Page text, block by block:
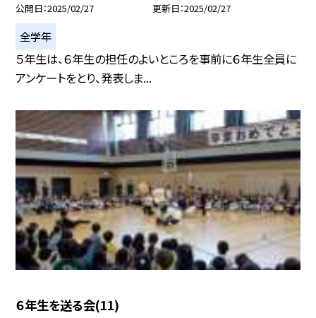
公開日 2025/02/27 更新日 2025/02/27
全学年
５年生は、６年生の担任のよいところを事前に６年生全員に
アンケートをとり、発表しま...
６年生を送る会(11)